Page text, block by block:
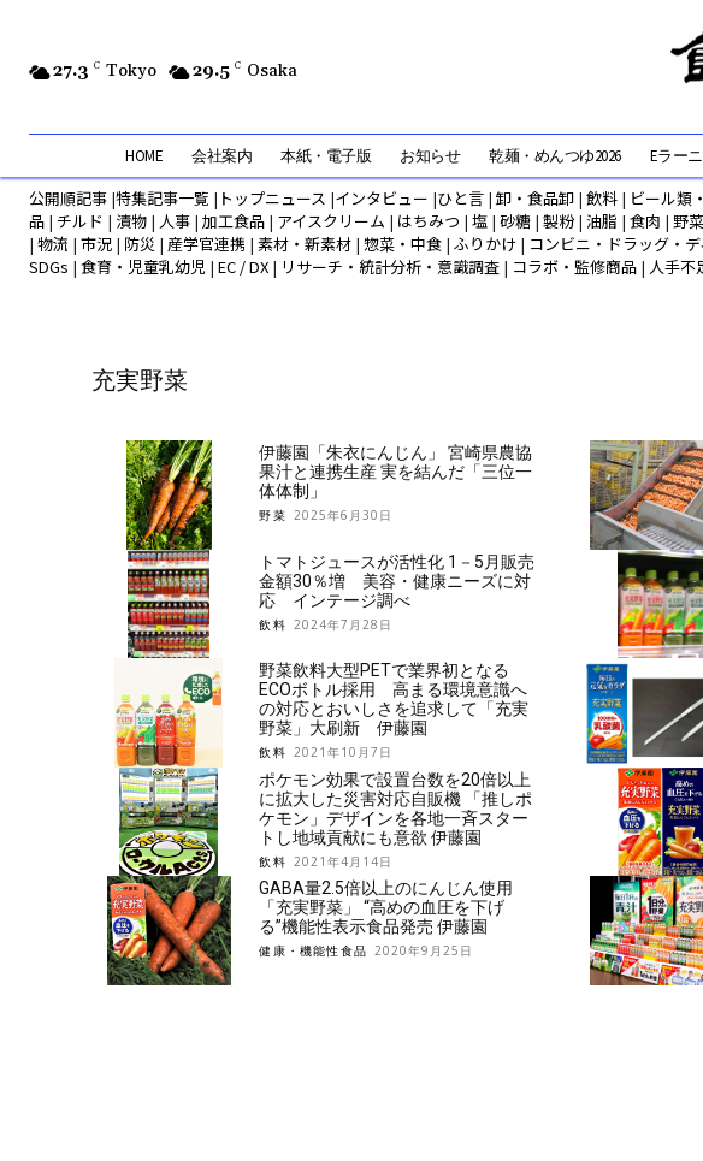
27.3 C Tokyo 29.5 C Osaka
HOME 会社案内 本紙・電子版 お知らせ 乾麺・めんつゆ2026 Eラー
公開順記事 |特集記事一覧 | トップニュース |インタビュー |ひと言 |卸・食品卸 | 飲料 | ビール類
品 | チルド | 漬物 | 人事 | 加工食品 | アイスクリーム | はちみつ | 塩 | 砂糖 | 製粉| 油脂 | 食肉 | 野菜
| 物流 | 市況 | 防災 | 産学官連携 | 素材・新素材 | 惣菜・中食 | ふりかけ | コンビニ・ドラッグ・
SDGs | 食育・児童乳幼児 | EC / DX | リサーチ・統計分析・意識調査 | コラボ・監修商品 | 人手不
充実野菜
伊藤園「朱衣にんじん」 宮崎県農協
果汁と連携生産 実を結んだ「三位一
体体制」
野菜 2025年6月30日
トマトジュースが活性化 1－5月販売
金額30％増 美容・健康ニーズに対
応 インテージ調べ
飲料 2024年7月28日
野菜飲料大型PETで業界初となる
ECOボトル採用 高まる環境意識へ
の対応とおいしさを追求して「充実
野菜」大刷新 伊藤園
飲料 2021年10月7日
ポケモン効果で設置台数を20倍以上
に拡大した災害対応自販機 「推しポ
ケモン」デザインを各地一斉スター
トし地域貢献にも意欲 伊藤園
飲料 2021年4月14日
GABA量2.5倍以上のにんじん使用
「充実野菜」 “高めの血圧を下げ
る”機能性表示食品発売 伊藤園
健康・機能性食品 2020年9月25日